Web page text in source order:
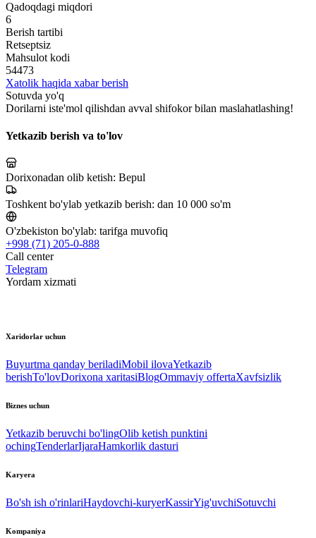
Qadoqdagi miqdori
6
Berish tartibi
Retseptsiz
Mahsulot kodi
54473
Xatolik haqida xabar berish
Sotuvda yo'q
Dorilarni iste'mol qilishdan avval shifokor bilan maslahatlashing!
Yetkazib berish va to'lov
Dorixonadan olib ketish: Bepul
Toshkent bo'ylab yetkazib berish: dan 10 000 so'm
O'zbekiston bo'ylab: tarifga muvofiq
+998 (71) 205-0-888
Call center
Telegram
Yordam xizmati
Xaridorlar uchun
Buyurtma qanday beriladiMobil ilovaYetkazib
berishTo'lovDorixona xaritasiBlogOmmaviy offertaXavfsizlik
Biznes uchun
Yetkazib beruvchi bo'lingOlib ketish punktini
ochingTenderlarIjaraHamkorlik dasturi
Karyera
Bo'sh ish o'rinlariHaydovchi-kuryerKassirYig'uvchiSotuvchi
Kompaniya